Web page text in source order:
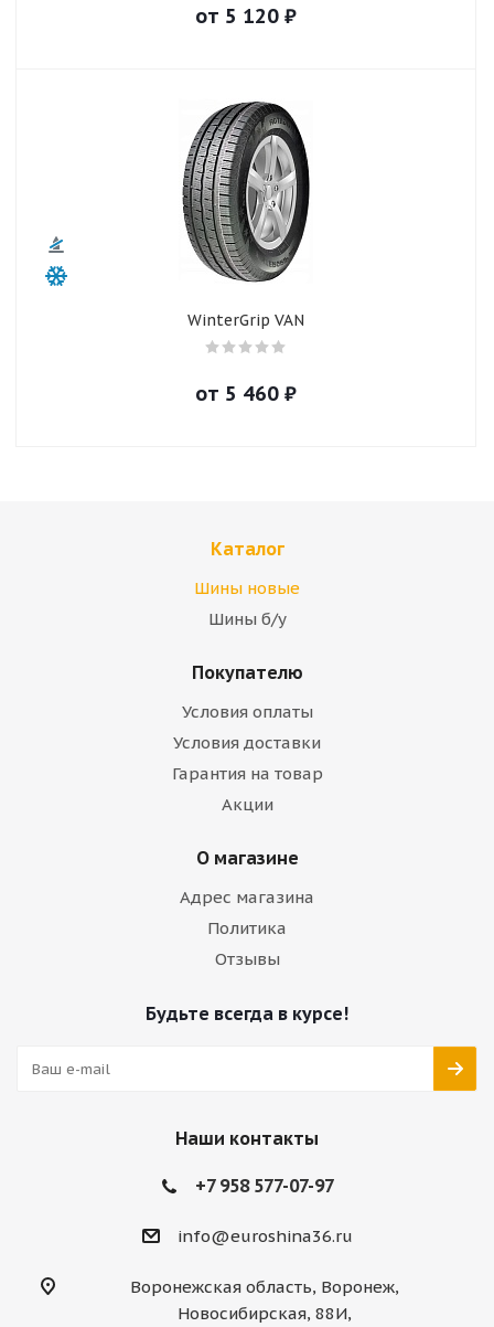
от 5 120 ₽
WinterGrip VAN
от 5 460 ₽
Каталог
Шины новые
Шины б/у
Покупателю
Условия оплаты
Условия доставки
Гарантия на товар
Акции
О магазине
Адрес магазина
Политика
Отзывы
Будьте всегда в курсе!
Наши контакты
+7 958 577-07-97
info@euroshina36.ru
Воронежская область, Воронеж,
Новосибирская, 88И,